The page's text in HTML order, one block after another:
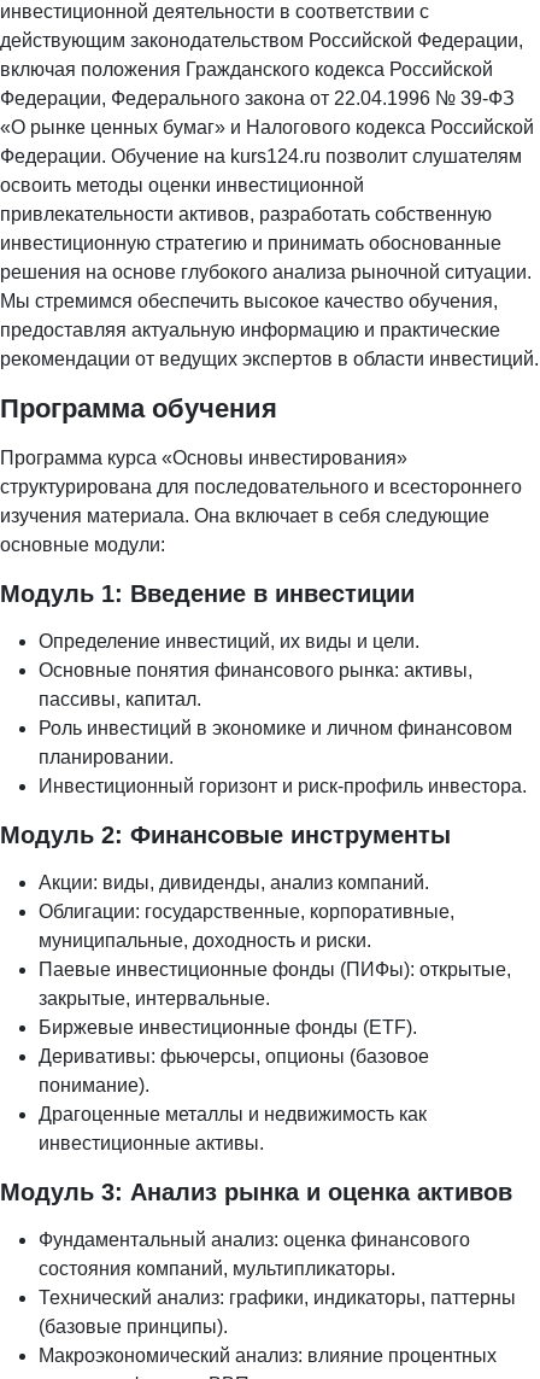
инвестиционной деятельности в соответствии с
действующим законодательством Российской Федерации,
включая положения Гражданского кодекса Российской
Федерации, Федерального закона от 22.04.1996 № 39-ФЗ
«О рынке ценных бумаг» и Налогового кодекса Российской
Федерации. Обучение на kurs124.ru позволит слушателям
освоить методы оценки инвестиционной
привлекательности активов, разработать собственную
инвестиционную стратегию и принимать обоснованные
решения на основе глубокого анализа рыночной ситуации.
Мы стремимся обеспечить высокое качество обучения,
предоставляя актуальную информацию и практические
рекомендации от ведущих экспертов в области инвестиций.
Программа обучения
Программа курса «Основы инвестирования»
структурирована для последовательного и всестороннего
изучения материала. Она включает в себя следующие
основные модули:
Модуль 1: Введение в инвестиции
Определение инвестиций, их виды и цели.
Основные понятия финансового рынка: активы,
пассивы, капитал.
Роль инвестиций в экономике и личном финансовом
планировании.
Инвестиционный горизонт и риск-профиль инвестора.
Модуль 2: Финансовые инструменты
Акции: виды, дивиденды, анализ компаний.
Облигации: государственные, корпоративные,
муниципальные, доходность и риски.
Паевые инвестиционные фонды (ПИФы): открытые,
закрытые, интервальные.
Биржевые инвестиционные фонды (ETF).
Деривативы: фьючерсы, опционы (базовое
понимание).
Драгоценные металлы и недвижимость как
инвестиционные активы.
Модуль 3: Анализ рынка и оценка активов
Фундаментальный анализ: оценка финансового
состояния компаний, мультипликаторы.
Технический анализ: графики, индикаторы, паттерны
(базовые принципы).
Макроэкономический анализ: влияние процентных